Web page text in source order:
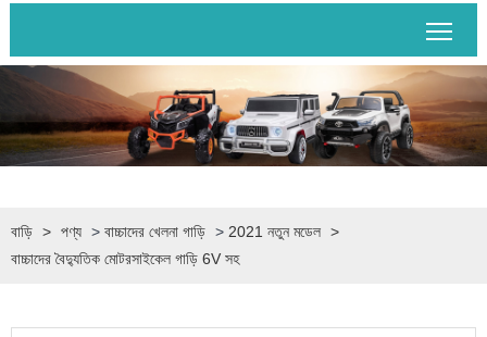
বাড়ি > পণ্য > বাচ্চাদের খেলনা গাড়ি > 2021 নতুন মডেল >
বাচ্চাদের বৈদ্যুতিক মোটরসাইকেল গাড়ি 6V সহ